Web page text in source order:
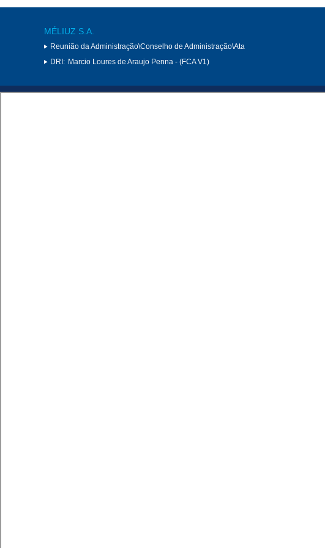
MÉLIUZ S.A.
Reunião da Administração\Conselho de Administração\Ata
DRI: Marcio Loures de Araujo Penna - (FCA V1)